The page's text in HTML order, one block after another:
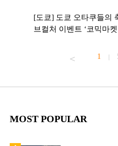
[도쿄] 도쿄 오타쿠들의
브컬처 이벤트 ‘코믹마켓
1 |
MOST POPULAR